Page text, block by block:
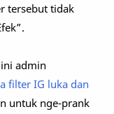
tersebut tidak
admin
filter IG luka dan
untuk nge-prank